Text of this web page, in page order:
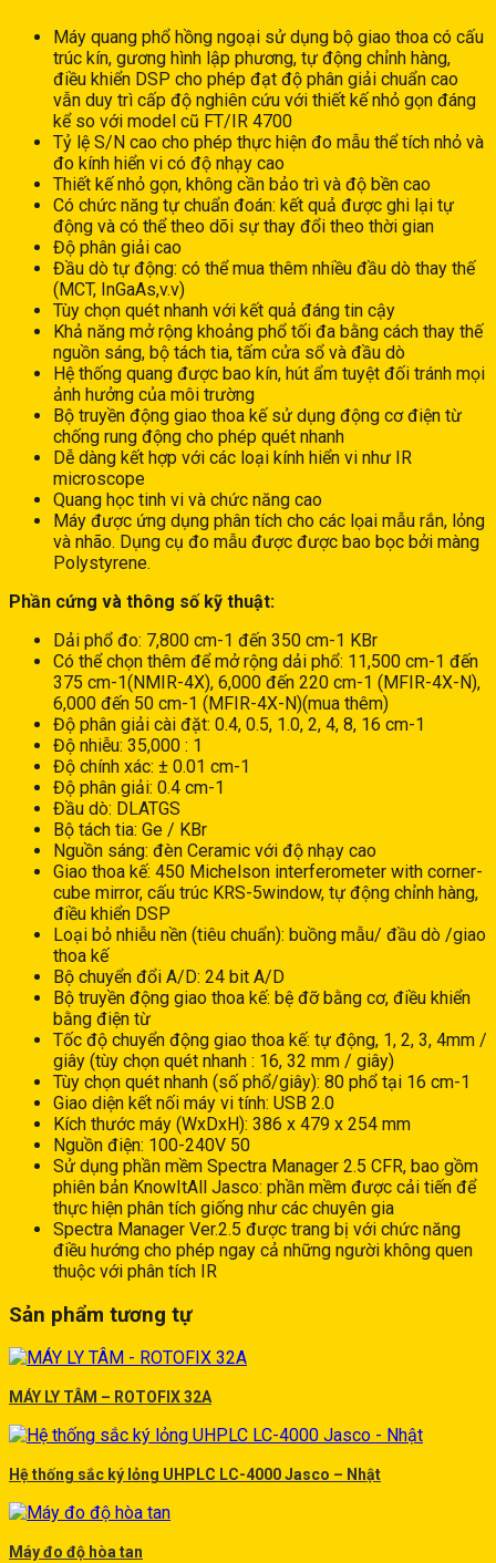
Máy quang phổ hồng ngoại sử dụng bộ giao thoa có cấu
trúc kín, gương hình lập phương, tự động chỉnh hàng,
điều khiển DSP cho phép đạt độ phân giải chuẩn cao
vẫn duy trì cấp độ nghiên cứu với thiết kế nhỏ gọn đáng
kể so với model cũ FT/IR 4700
Tỷ lệ S/N cao cho phép thực hiện đo mẫu thể tích nhỏ và
đo kính hiển vi có độ nhạy cao
Thiết kế nhỏ gọn, không cần bảo trì và độ bền cao
Có chức năng tự chuẩn đoán: kết quả được ghi lại tự
động và có thể theo dõi sự thay đổi theo thời gian
Độ phân giải cao
Đầu dò tự động: có thể mua thêm nhiều đầu dò thay thế
(MCT, InGaAs,v.v)
Tùy chọn quét nhanh với kết quả đáng tin cậy
Khả năng mở rộng khoảng phổ tối đa bằng cách thay thế
nguồn sáng, bộ tách tia, tấm cửa sổ và đầu dò
Hệ thống quang được bao kín, hút ẩm tuyệt đối tránh mọi
ảnh hưởng của môi trường
Bộ truyền động giao thoa kế sử dụng động cơ điện từ
chống rung động cho phép quét nhanh
Dễ dàng kết hợp với các loại kính hiển vi như IR
microscope
Quang học tinh vi và chức năng cao
Máy được ứng dụng phân tích cho các lọai mẫu rắn, lỏng
và nhão. Dụng cụ đo mẫu được được bao bọc bởi màng
Polystyrene.
Phần cứng và thông số kỹ thuật:
Dải phổ đo: 7,800 cm-1 đến 350 cm-1 KBr
Có thể chọn thêm để mở rộng dải phổ: 11,500 cm-1 đến
375 cm-1(NMIR-4X), 6,000 đến 220 cm-1 (MFIR-4X-N),
6,000 đến 50 cm-1 (MFIR-4X-N)(mua thêm)
Độ phân giải cài đặt: 0.4, 0.5, 1.0, 2, 4, 8, 16 cm-1
Độ nhiễu: 35,000 : 1
Độ chính xác: ± 0.01 cm-1
Độ phân giải: 0.4 cm-1
Đầu dò: DLATGS
Bộ tách tia: Ge / KBr
Nguồn sáng: đèn Ceramic với độ nhạy cao
Giao thoa kế: 450 Michelson interferometer with corner-
cube mirror, cấu trúc KRS-5window, tự động chỉnh hàng,
điều khiển DSP
Loại bỏ nhiễu nền (tiêu chuẩn): buồng mẫu/ đầu dò /giao
thoa kế
Bộ chuyển đổi A/D: 24 bit A/D
Bộ truyền động giao thoa kế: bệ đỡ bằng cơ, điều khiển
bằng điện từ
Tốc độ chuyển động giao thoa kế: tự động, 1, 2, 3, 4mm /
giây (tùy chọn quét nhanh : 16, 32 mm / giây)
Tùy chọn quét nhanh (số phổ/giây): 80 phổ tại 16 cm-1
Giao diện kết nối máy vi tính: USB 2.0
Kích thước máy (WxDxH): 386 x 479 x 254 mm
Nguồn điện: 100-240V 50
Sử dụng phần mềm Spectra Manager 2.5 CFR, bao gồm
phiên bản KnowItAll Jasco: phần mềm được cải tiến để
thực hiện phân tích giống như các chuyên gia
Spectra Manager Ver.2.5 được trang bị với chức năng
điều hướng cho phép ngay cả những người không quen
thuộc với phân tích IR
Sản phẩm tương tự
MÁY LY TÂM – ROTOFIX 32A
Hệ thống sắc ký lỏng UHPLC LC-4000 Jasco – Nhật
Máy đo độ hòa tan